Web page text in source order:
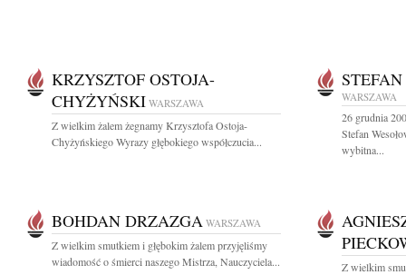
KRZYSZTOF OSTOJA-
CHYŻYŃSKI WARSZAWA
Z wielkim żalem żegnamy Krzysztofa Ostoja-
Chyżyńskiego Wyrazy głębokiego współczucia...
WARSZAWA
26 grudnia
Stefan
wybitna...
BOHDAN DRZAZGA WARSZAWA
Z wielkim smutkiem i głębokim żalem przyjęliśmy
wiadomość o śmierci naszego Mistrza, Nauczyciela...
Z wielkim